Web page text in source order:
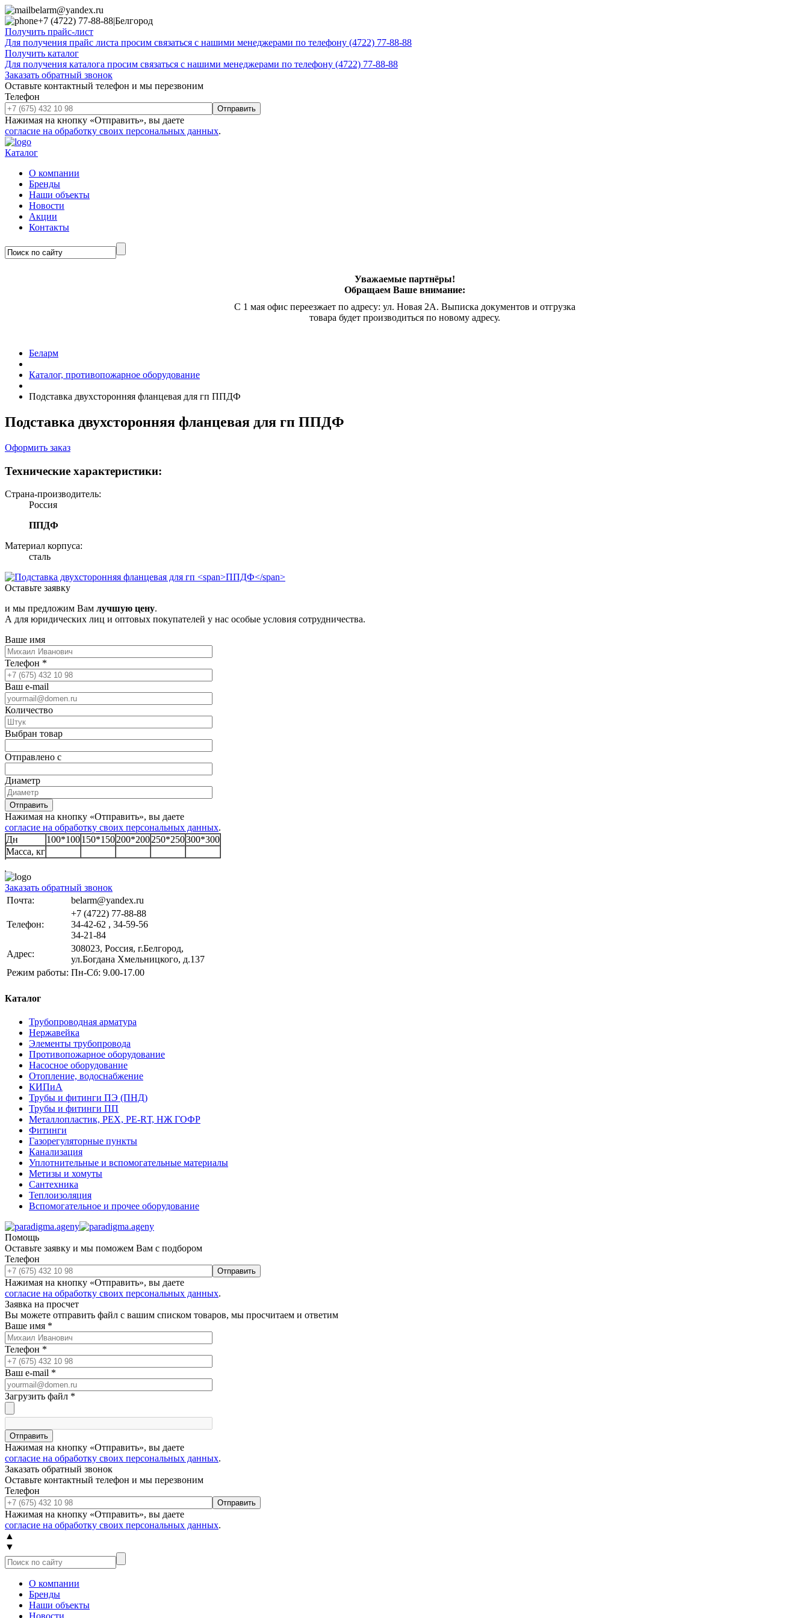
belarm@yandex.ru
+7 (4722) 77-88-88|Белгород
Получить прайс-лист
Для получения прайс листа просим связаться с нашими менеджерами по телефону (4722) 77-88-88
Получить каталог
Для получения каталога просим связаться с нашими менеджерами по телефону (4722) 77-88-88
Заказать обратный звонок
Оставьте контактный телефон и мы перезвоним
Телефон
Отправить
Нажимая на кнопку «Отправить», вы даете
согласие на обработку своих персональных данных.
Каталог
О компании
Бренды
Наши объекты
Новости
Акции
Контакты
Уважаемые партнёры!
Обращаем Ваше внимание:
С 1 мая офис переезжает по адресу: ул. Новая 2А. Выписка документов и отгрузка
товара будет производиться по новому адресу.
Беларм
Каталог, противопожарное оборудование
Подставка двухсторонняя фланцевая для гп ППДФ
Подставка двухсторонняя фланцевая для гп ППДФ
Оформить заказ
Технические характеристики:
Страна-производитель:
Россия
ППДФ
Материал корпуса:
сталь
Оставьте заявку
и мы предложим Вам лучшую цену.
А для юридических лиц и оптовых покупателей у нас особые условия сотрудничества.
Ваше имя
Телефон *
Ваш e-mail
Количество
Выбран товар
Отправлено с
Диаметр
Отправить
Нажимая на кнопку «Отправить», вы даете
согласие на обработку своих персональных данных.
Дн
100*100150*150200*200250*250300*300
Масса, кг
Заказать обратный звонок
Почта:
belarm@yandex.ru
Телефон:
+7 (4722) 77-88-88
34-42-62 , 34-59-56
34-21-84
Адрес:
308023, Россия, г.Белгород,
ул.Богдана Хмельницкого, д.137
Режим работы: Пн-Сб: 9.00-17.00
Каталог
Трубопроводная арматура
Нержавейка
Элементы трубопровода
Противопожарное оборудование
Насосное оборудование
Отопление, водоснабжение
КИПиА
Трубы и фитинги ПЭ (ПНД)
Трубы и фитинги ПП
Металлопластик, РЕХ, РЕ-RТ, НЖ ГОФР
Фитинги
Газорегуляторные пункты
Канализация
Уплотнительные и вспомогательные материалы
Метизы и хомуты
Сантехника
Теплоизоляция
Вспомогательное и прочее оборудование
Помощь
Оставьте заявку и мы поможем Вам с подбором
Телефон
Отправить
Нажимая на кнопку «Отправить», вы даете
согласие на обработку своих персональных данных.
Заявка на просчет
Вы можете отправить файл с вашим списком товаров, мы просчитаем и ответим
Ваше имя *
Телефон *
Ваш e-mail *
Загрузить файл *
Отправить
Нажимая на кнопку «Отправить», вы даете
согласие на обработку своих персональных данных.
Заказать обратный звонок
Оставьте контактный телефон и мы перезвоним
Телефон
Отправить
Нажимая на кнопку «Отправить», вы даете
согласие на обработку своих персональных данных.
▲
▼
О компании
Бренды
Наши объекты
Новости